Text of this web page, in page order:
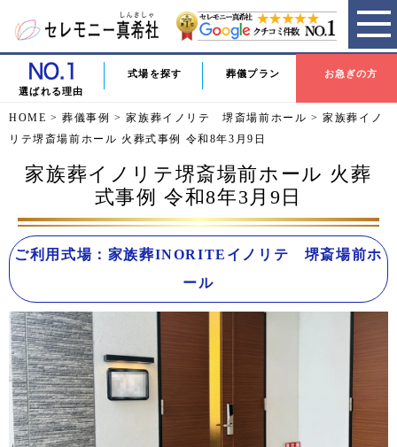
選ばれる理由
式場を探す 葬儀プラン お急ぎの方
HOME >葬儀事例 >家族葬イノリテ 堺斎場前ホール >家族葬イノ
リテ堺斎場前ホール 火葬式事例 令和8年3月9日
家族葬イノリテ堺斎場前ホール 火葬
式事例 令和8年3月9日
ご利用式場：家族葬INORITEイノリテ 堺斎場前ホ
ール